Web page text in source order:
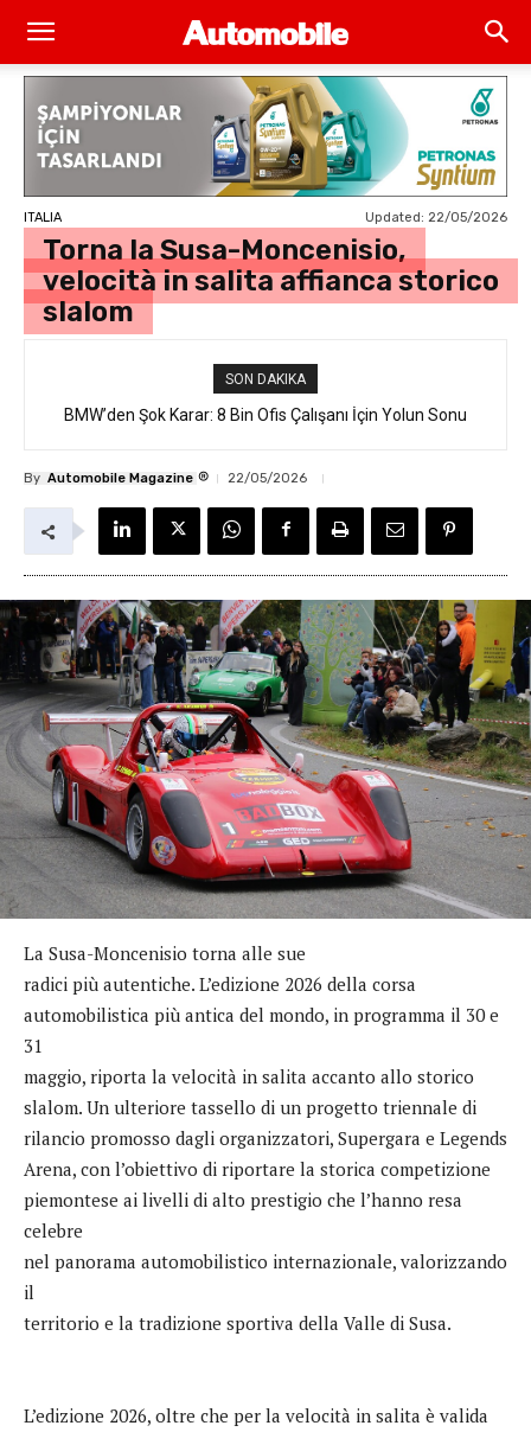
ITALIA Updated: 22/05/2026
Torna la Susa-Moncenisio,
velocità in salita affianca storico
slalom
SON DAKIKA
BMW’den Şok Karar: 8 Bin Ofis Çalışanı İçin Yolun Sonu
By Automobile Magazine ® 22/05/2026
La Susa-Moncenisio torna alle sue
radici più autentiche. L’edizione 2026 della corsa
automobilistica più antica del mondo, in programma il 30 e
31
maggio, riporta la velocità in salita accanto allo storico
slalom. Un ulteriore tassello di un progetto triennale di
rilancio promosso dagli organizzatori, Supergara e Legends
Arena, con l’obiettivo di riportare la storica competizione
piemontese ai livelli di alto prestigio che l’hanno resa
celebre
nel panorama automobilistico internazionale, valorizzando
il
territorio e la tradizione sportiva della Valle di Susa.
L’edizione 2026, oltre che per la velocità in salita è valida